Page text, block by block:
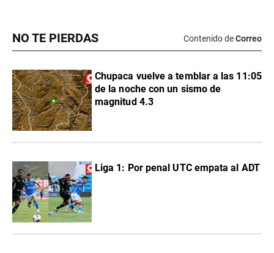
NO TE PIERDAS Contenido deCorreo
Chupaca vuelve a temblar a las 11:05
de la noche con un sismo de
magnitud 4.3
Liga 1: Por penal UTC empata al ADT